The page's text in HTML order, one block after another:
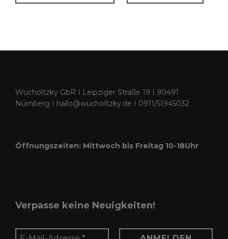
Wucholtzky GbR I Leipziger Straße 19 I 90491
Nürnberg I hallo@wucholtzky.de I 0911/51945032
Öffnungszeiten: Mittwoch bis Freitag 10-18Uhr
Verpasse keine Neuigkeiten!